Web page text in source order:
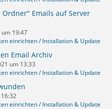
Emails auf Server
19:47
einrichten / Installation & Update
Email Archiv
um 13:33
einrichten / Installation & Update
einrichten / Installation & Update